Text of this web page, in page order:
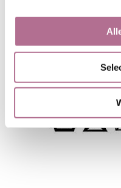
Gebruikte
Stofsoort:
465